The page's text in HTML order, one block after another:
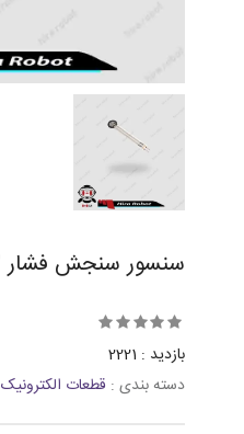
سنسور سنجش فشار RFP602
بازدید : 2221
دسته بندی : قطعات الکترونیک